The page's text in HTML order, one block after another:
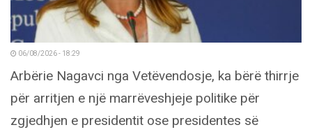
06/08/2026 - 18:29
Arbërie Nagavci nga Vetëvendosje, ka bërë thirrje
për arritjen e një marrëveshjeje politike për
zgjedhjen e presidentit ose presidentes së